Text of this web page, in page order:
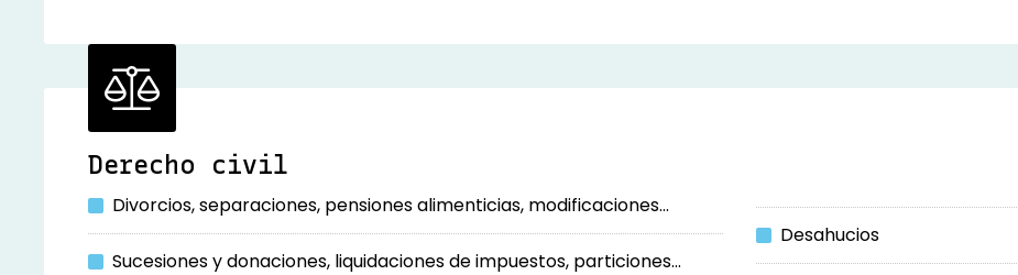
Derecho civil
Divorcios, separaciones, pensiones alimenticias, modificaciones...
Sucesiones y donaciones, liquidaciones de impuestos, particiones...
Desahucios